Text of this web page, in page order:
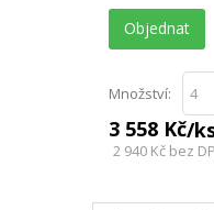
Objednat
Množství:
3 558 Kč/
2 940 Kč bez